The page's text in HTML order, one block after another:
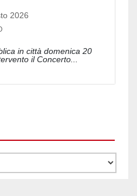
2026
in città domenica 20
il Concerto...